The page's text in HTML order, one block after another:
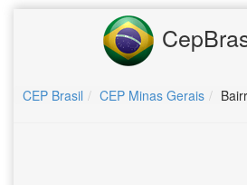
CEP Brasil CEP Minas Gerais